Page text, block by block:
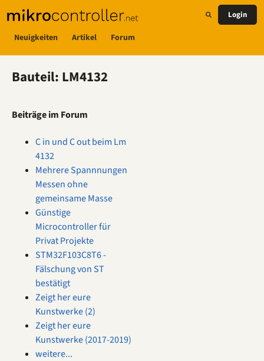
Neuigkeiten Artikel Forum
Login
Bauteil: LM4132
Beiträge im Forum
C in und C out beim Lm
4132
Mehrere Spannnungen
Messen ohne
gemeinsame Masse
Günstige
Microcontroller für
Privat Projekte
STM32F103C8T6 -
Fälschung von ST
bestätigt
Zeigt her eure
Kunstwerke (2)
Zeigt her eure
Kunstwerke (2017-2019)
weitere...